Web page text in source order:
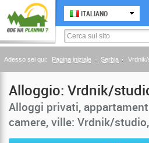
ITALIANO
Adesso sei qui: Pagina iniziale Serbia
Alloggio: Vrdnik/
Alloggi privati,
camere, ville: Vrdnik/